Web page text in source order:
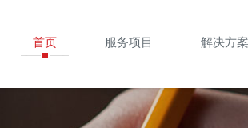
首页 服务项目 解决方案